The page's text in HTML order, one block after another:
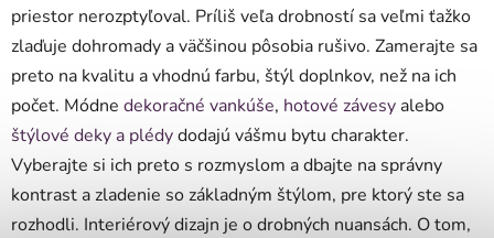
priestor nerozptyľoval. Príliš veľa drobností sa veľmi ťažko
zlaďuje dohromady a väčšinou pôsobia rušivo. Zamerajte sa
preto na kvalitu a vhodnú farbu, štýl doplnkov, než na ich
počet. Módne dekoračné vankúše, hotové závesy alebo
štýlové deky a plédydodajú vášmu bytu charakter.
Vyberajte si ich preto s rozmyslom a dbajte na správny
kontrast a zladenie so základným štýlom, pre ktorý ste sa
rozhodli. Interiérový dizajn je o drobných nuansách. O tom,